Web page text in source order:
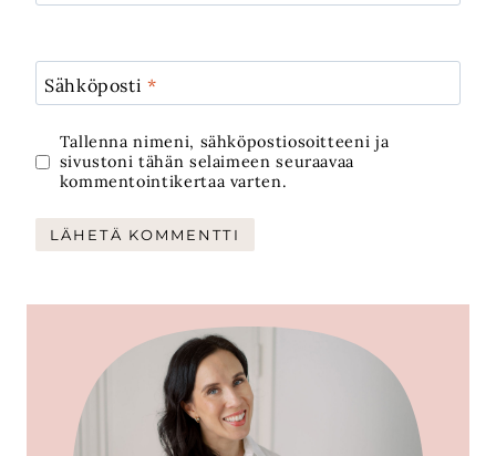
Sähköposti*
Tallenna nimeni, sähköpostiosoitteeni ja
sivustoni tähän selaimeen seuraavaa
kommentointikertaa varten.